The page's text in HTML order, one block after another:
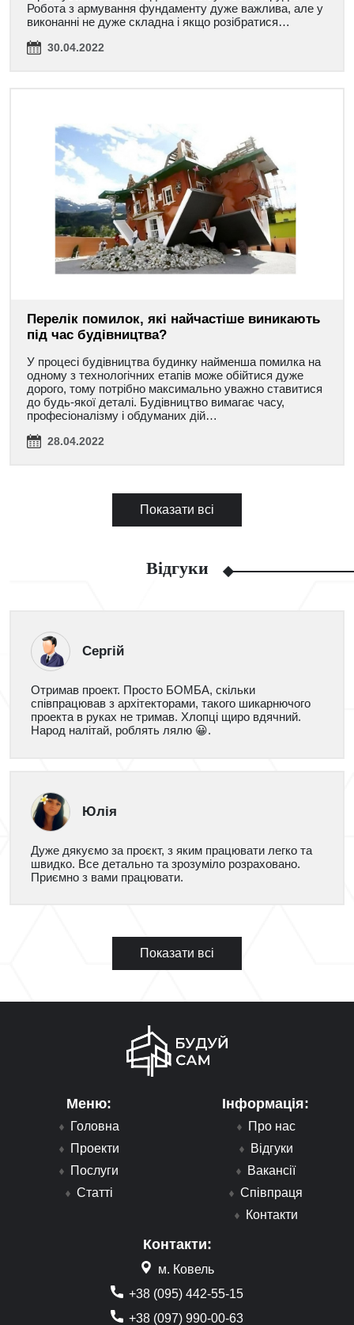
Робота з армування фундаменту дуже важлива, але у
виконанні не дуже складна і якщо розібратися…
30.04.2022
Перелік помилок, які найчастіше виникають
під час будівництва?
У процесі будівництва будинку найменша помилка на
одному з технологічних етапів може обійтися дуже
дорого, тому потрібно максимально уважно ставитися
до будь-якої деталі. Будівництво вимагає часу,
професіоналізму і обдуманих дій…
28.04.2022
Показати всі
Відгуки
Сергій
Отримав проект. Просто БОМБА, скільки
співпрацював з архітекторами, такого шикарнючого
проекта в руках не тримав. Хлопці щиро вдячний.
Народ налітай, роблять лялю 😀.
Юлія
Дуже дякуємо за проєкт, з яким працювати легко та
швидко. Все детально та зрозуміло розраховано.
Приємно з вами працювати.
Показати всі
Меню:
Головна
Проекти
Послуги
Статті
Інформація:
Про нас
Відгуки
Вакансії
Співпраця
Контакти
Контакти:
м. Ковель
+38 (095) 442-55-15
+38 (097) 990-00-63